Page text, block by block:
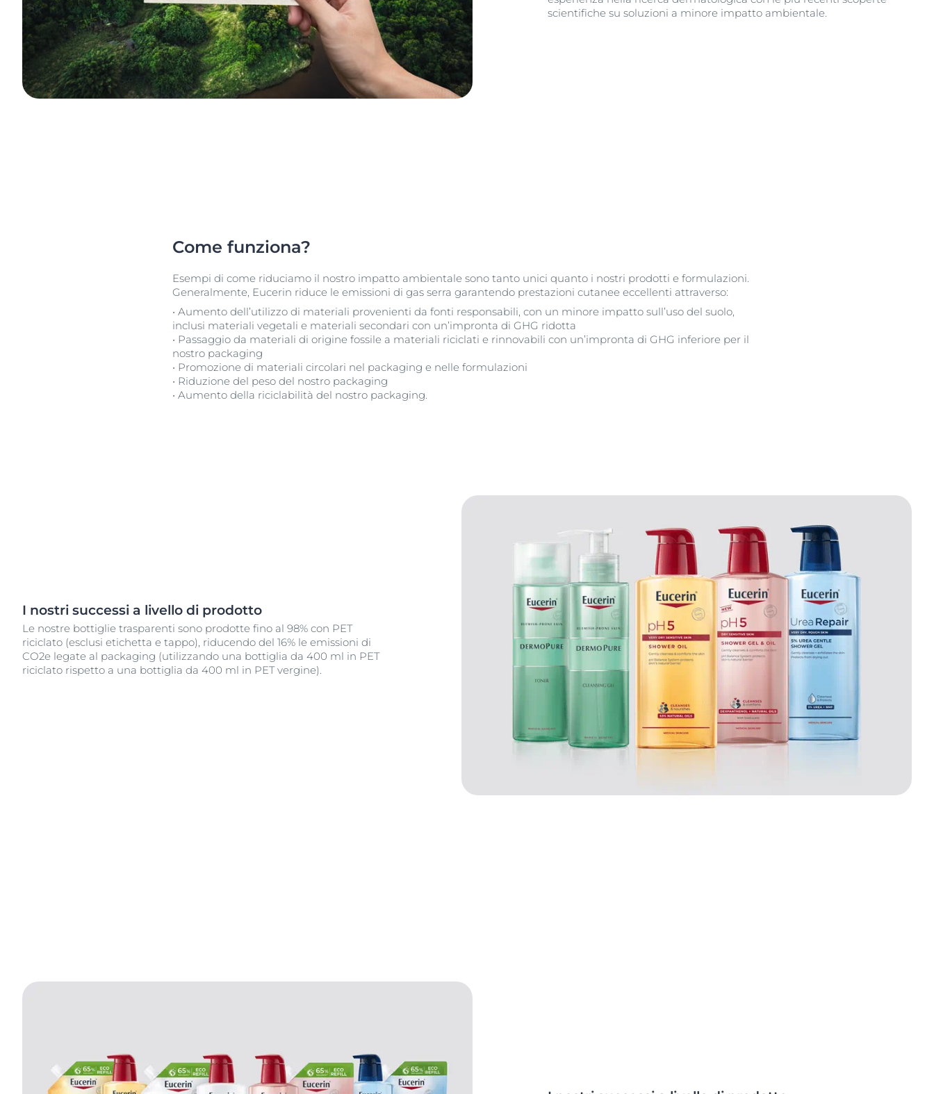
scientifiche su soluzioni a minore impatto ambientale.
Come funziona?
Esempi di come riduciamo il nostro impatto ambientale sono tanto unici quanto i nostri prodotti e formulazioni.
Generalmente, Eucerin riduce le emissioni di gas serra garantendo prestazioni cutanee eccellenti attraverso:
• Aumento dell’utilizzo di materiali provenienti da fonti responsabili, con un minore impatto sull’uso del suolo,
inclusi materiali vegetali e materiali secondari con un’impronta di GHG ridotta
• Passaggio da materiali di origine fossile a materiali riciclati e rinnovabili con un’impronta di GHG inferiore per il
nostro packaging
• Promozione di materiali circolari nel packaging e nelle formulazioni
• Riduzione del peso del nostro packaging
• Aumento della riciclabilità del nostro packaging.
I nostri successi a livello di prodotto
Le nostre bottiglie trasparenti sono prodotte fino al 98% con PET
riciclato (esclusi etichetta e tappo), riducendo del 16% le emissioni di
CO2e legate al packaging (utilizzando una bottiglia da 400 ml in PET
riciclato rispetto a una bottiglia da 400 ml in PET vergine).